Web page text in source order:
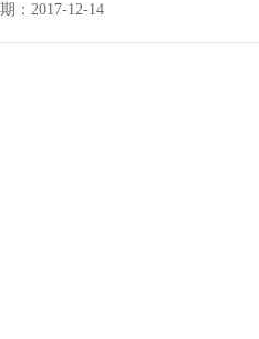
：2017-12-14